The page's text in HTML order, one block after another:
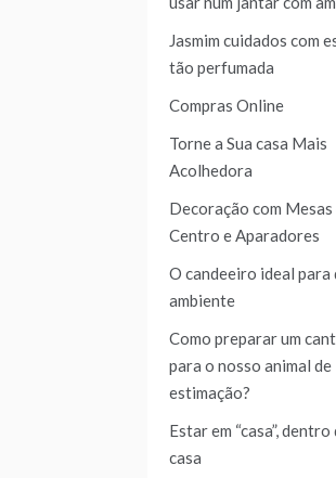
Jasmim cuidados com
tão perfumada
Compras Online
Torne a Sua casa Mais
Acolhedora
Decoração com Mesas
Centro e Aparadores
O candeeiro ideal para
ambiente
Como preparar um
para o nosso animal de
estimação?
Estar em “casa”, dentro
casa